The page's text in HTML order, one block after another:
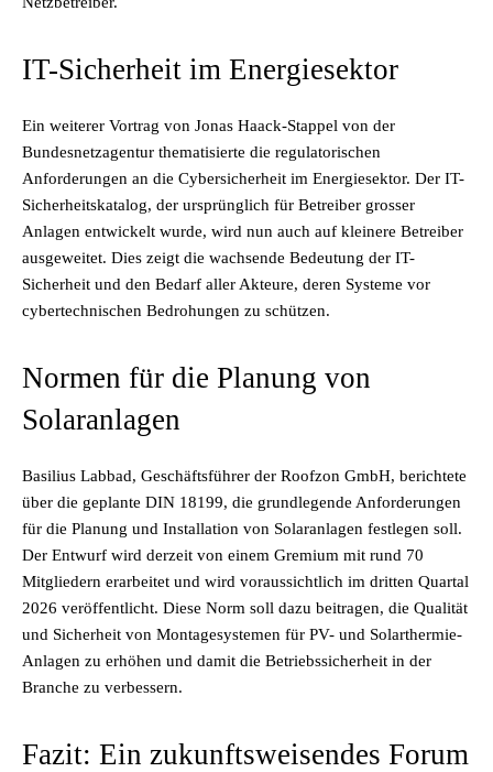
IT-Sicherheit im Energiesektor
Ein weiterer Vortrag von Jonas Haack-Stappel von der
Bundesnetzagentur thematisierte die regulatorischen
Anforderungen an die Cybersicherheit im Energiesektor. Der IT-
Sicherheitskatalog, der ursprünglich für Betreiber grosser
Anlagen entwickelt wurde, wird nun auch auf kleinere Betreiber
ausgeweitet. Dies zeigt die wachsende Bedeutung der IT-
Sicherheit und den Bedarf aller Akteure, deren Systeme vor
cybertechnischen Bedrohungen zu schützen.
Normen für die Planung von
Solaranlagen
Basilius Labbad, Geschäftsführer der Roofzon GmbH, berichtete
über die geplante DIN 18199, die grundlegende Anforderungen
für die Planung und Installation von Solaranlagen festlegen soll.
Der Entwurf wird derzeit von einem Gremium mit rund 70
Mitgliedern erarbeitet und wird voraussichtlich im dritten Quartal
2026 veröffentlicht. Diese Norm soll dazu beitragen, die Qualität
und Sicherheit von Montagesystemen für PV- und Solarthermie-
Anlagen zu erhöhen und damit die Betriebssicherheit in der
Branche zu verbessern.
Fazit: Ein zukunftsweisendes Forum